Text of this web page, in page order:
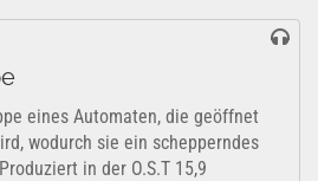
eines Automaten, die geöffnet
wodurch sie ein schepperndes
in der O.S.T 15,9